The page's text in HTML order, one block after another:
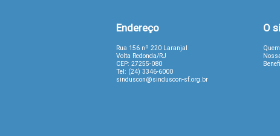
Endereço
Rua 156 nº 220 Laranjal
Volta Redonda/RJ
CEP: 27255-080
Tel: (24) 3346-6000
sinduscon@sinduscon-sf.org.br
O